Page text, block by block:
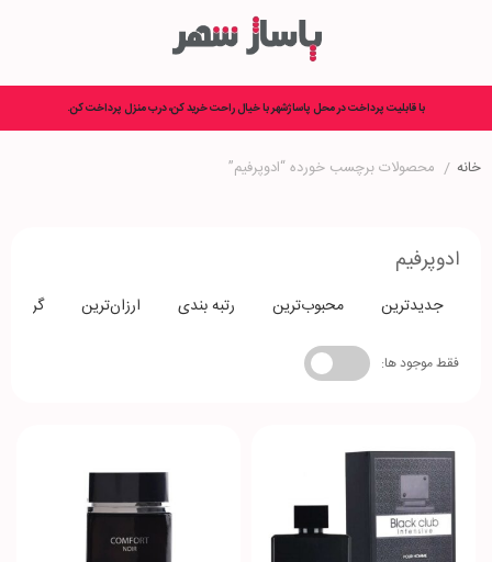
با قابلیت پرداخت در محل پاساژشهر با خیال راحت خرید کن، درب منزل پرداخت کن.
خانه / محصولات برچسب خورده “ادوپرفیم”
ادوپرفیم
جدیدترین محبوب‌ترین رتبه بندی ارزان‌ترین
فقط موجود ها: